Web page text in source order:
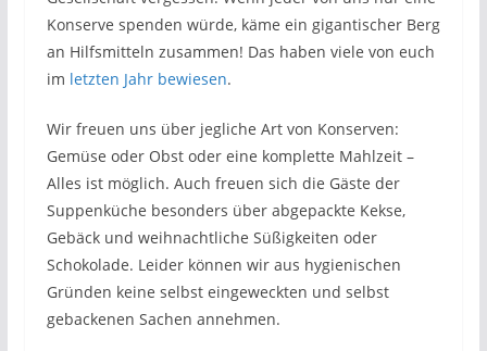
Konserve spenden würde, käme ein gigantischer Berg
an Hilfsmitteln zusammen! Das haben viele von euch
im letzten Jahr bewiesen.
Wir freuen uns über jegliche Art von Konserven:
Gemüse oder Obst oder eine komplette Mahlzeit –
Alles ist möglich. Auch freuen sich die Gäste der
Suppenküche besonders über abgepackte Kekse,
Gebäck und weihnachtliche Süßigkeiten oder
Schokolade. Leider können wir aus hygienischen
Gründen keine selbst eingeweckten und selbst
gebackenen Sachen annehmen.